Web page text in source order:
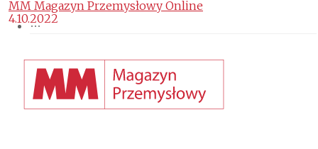
MM Magazyn Przemysłowy Online
4.10.2022